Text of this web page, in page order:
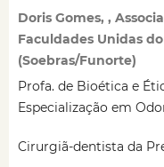
Doris Gomes, ,
Faculdades Unidas
(Soebras/Funorte)
Profa. de Bioética e
Especialização em
Cirurgiã-dentista da